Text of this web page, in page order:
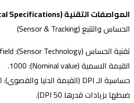
المواصفات التقنية (Technical Specifications)
الحساس والتتبع (Sensor & Tracking)
تقنية الحساس (Sensor Technology): Darkfield عالية الدقة.
القيمة الاسمية (Nominal value): 1000.
ضبطها بزيادات قدرها 50 DPI).